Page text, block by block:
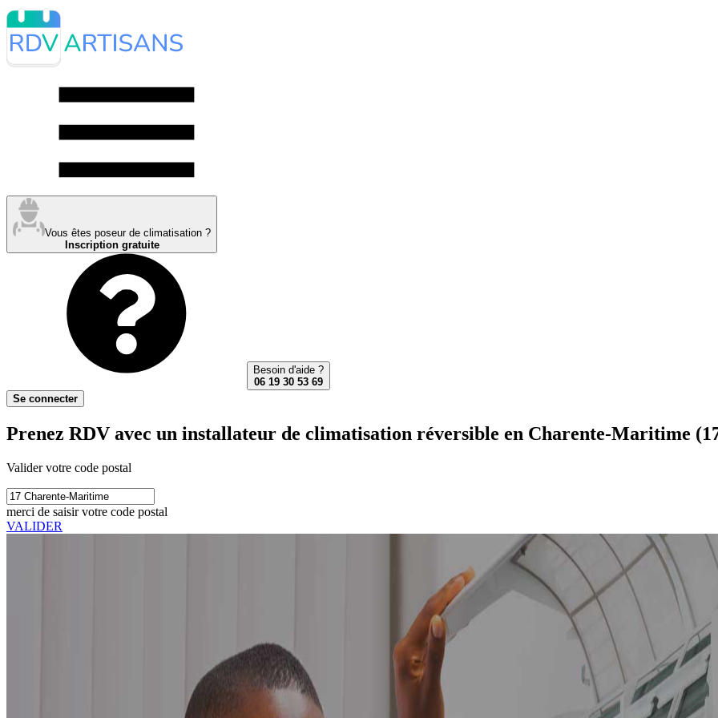
Vous êtes poseur de climatisation ?
Inscription gratuite
Besoin d'aide ?
06 19 30 53 69
Se connecter
Prenez RDV avec un installateur de climatisation réversible en Charente-Maritime
Valider votre code postal
merci de saisir votre code postal
VALIDER